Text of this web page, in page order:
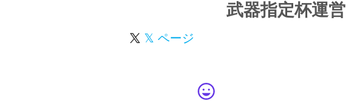
武器指定杯運営
𝕏 ページ